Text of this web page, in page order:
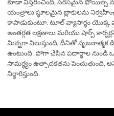
కూడా విస్తరించింది, సరసమైన ఫోయిల్స్
యంత్రాలు స్థూలమైన బ్లాకులను
కాపాడుకుంటూ. టూల్ వ్యాసార్థం యొక్క
అంతర్గత లక్షణాలు మరియు షార్ప్
మిన్నగా నిలుస్తుంది, దీనితో
ఉంటుంది. పోగా చేసిన పదార్థాల నుండి
సామర్థ్యం ఉత్పాదకతను పెంచుతుంది,
నిర్ధారిస్తుంది.